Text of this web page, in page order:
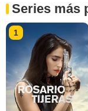
Series más
1